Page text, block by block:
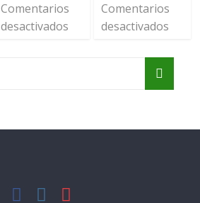
Comentarios
desactivados
Comentarios
desactivados